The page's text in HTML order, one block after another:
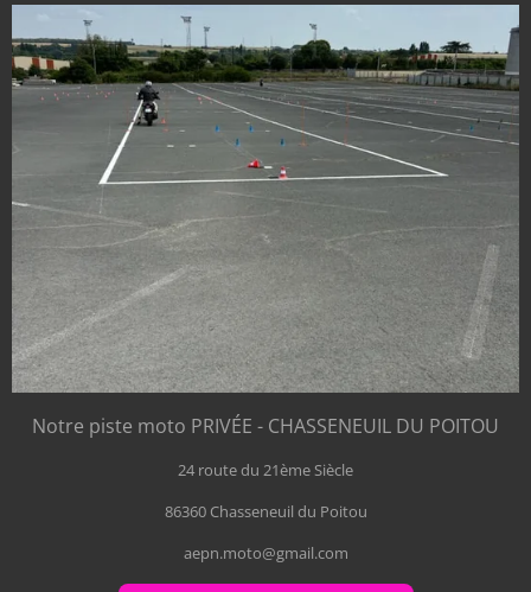
Notre piste moto PRIVÉE - CHASSENEUIL DU POITOU
24 route du 21ème Siècle
86360 Chasseneuil du Poitou
aepn.moto@gmail.com